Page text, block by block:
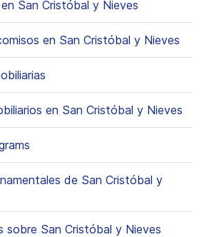
San Cristóbal y Nieves
en San Cristóbal y Nieves
en San Cristóbal y Nieves
de San Cristóbal y
sobre San Cristóbal y Nieves